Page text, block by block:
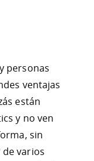
personas
ventajas
están
y no ven
sin
varios